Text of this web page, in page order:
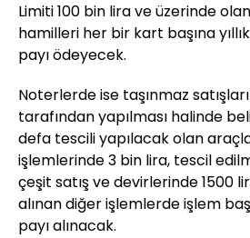
Limiti 100 bin lira ve üzerinde
hamilleri her bir kart başına
payı ödeyecek.
Noterlerde ise taşınmaz
tarafından yapılması halinde
defa tescili yapılacak olan
işlemlerinde 3 bin lira, tescil
çeşit satış ve devirlerinde 1500
alınan diğer işlemlerde işlem
payı alınacak.